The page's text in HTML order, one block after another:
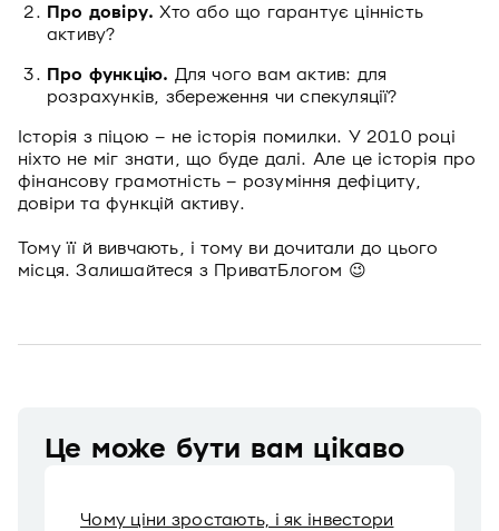
Про довіру. Хто або що гарантує цінність
активу?
Про функцію. Для чого вам актив: для
розрахунків, збереження чи спекуляції?
Історія з піцою – не історія помилки. У 2010 році
ніхто не міг знати, що буде далі. Але це історія про
фінансову грамотність – розуміння дефіциту,
довіри та функцій активу.
Тому її й вивчають, і тому ви дочитали до цього
місця. Залишайтеся з ПриватБлогом 😉
Це може бути вам цікаво
Чому ціни зростають, і як інвестори